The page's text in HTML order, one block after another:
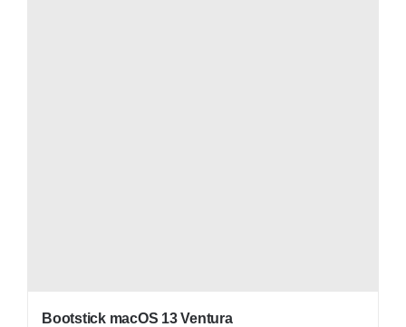
Bootstick macOS 13 Ventura